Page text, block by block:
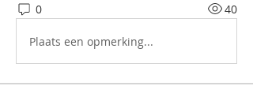
0 40
Plaats een opmerking...